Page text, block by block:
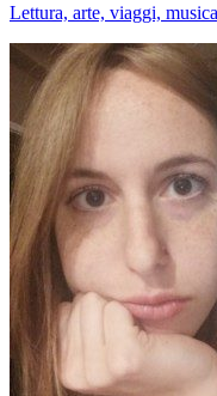
Lettura, arte, viaggi,